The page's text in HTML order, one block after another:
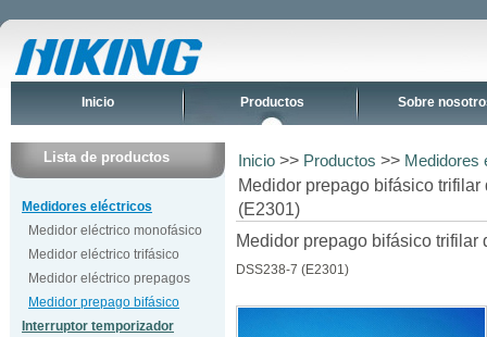
Inicio Productos Sobre
Lista de productos
Medidores eléctricos
Medidor eléctrico monofásico
Medidor eléctrico trifásico
Medidor eléctrico prepagos
Medidor prepago bifásico
Interruptor temporizador
Inicio >> Productos >> Medidores
Medidor prepago bifásico
(E2301)
Medidor prepago bifásico trifilar
DSS238-7 (E2301)